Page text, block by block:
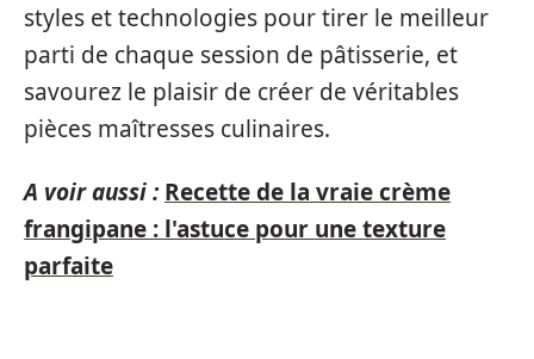
styles et technologies pour tirer le meilleur
parti de chaque session de pâtisserie, et
savourez le plaisir de créer de véritables
pièces maîtresses culinaires.
A voir aussi : Recette de la vraie crème
frangipane : l'astuce pour une texture
parfaite